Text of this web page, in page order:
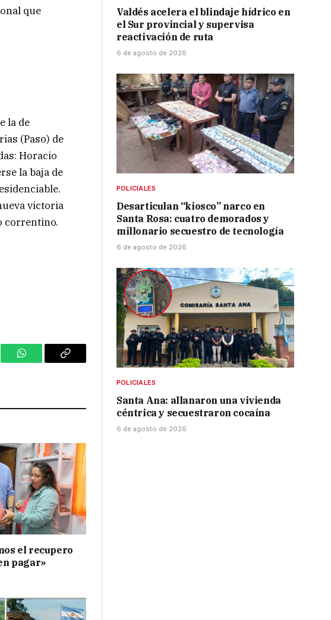
que
la de
(Paso) de
Horacio
la baja de
victoria
correntino.
WhatsAppCopy
el recupero
pagar»
Valdés acelera el blindaje hídrico en
el Sur provincial y supervisa
reactivación de ruta
6 de agosto de 2026
POLICIALES
Desarticulan “kiosco” narco en
Santa Rosa: cuatro demorados y
millonario secuestro de tecnología
6 de agosto de 2026
POLICIALES
Santa Ana: allanaron una vivienda
céntrica y secuestraron cocaína
6 de agosto de 2026